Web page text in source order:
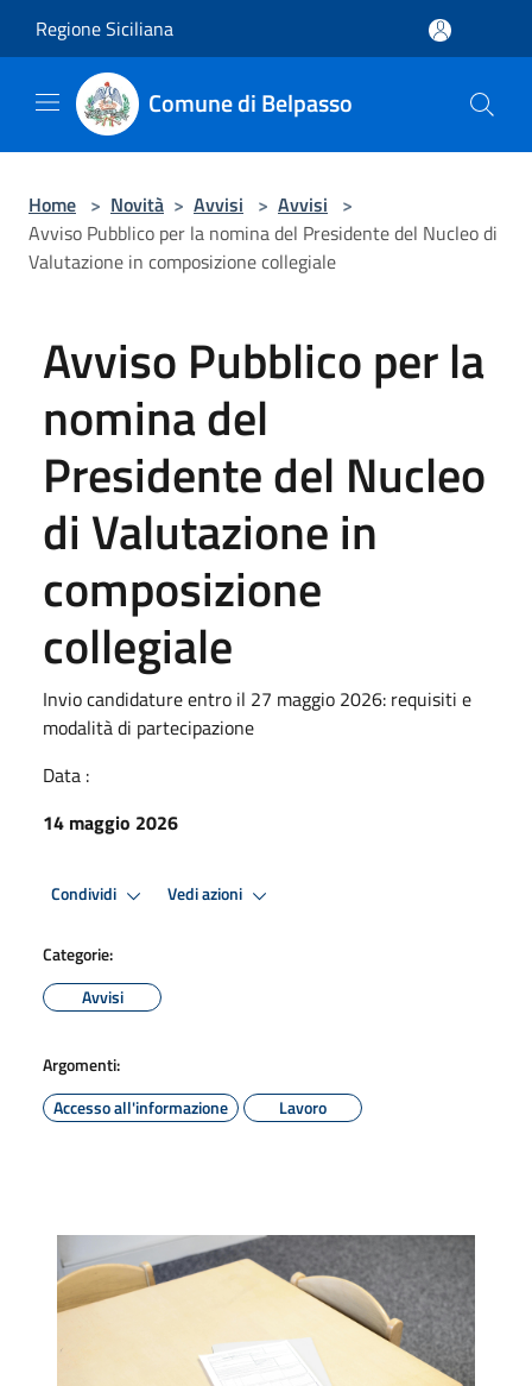
Regione Siciliana
Comune di Belpasso
Home > Novità > Avvisi > Avvisi >
Avviso Pubblico per la nomina del Presidente del Nucleo di
Valutazione in composizione collegiale
Avviso Pubblico per la
nomina del
Presidente del Nucleo
di Valutazione in
composizione
collegiale
Invio candidature entro il 27 maggio 2026: requisiti e
modalità di partecipazione
Data :
14 maggio 2026
Condividi Vedi azioni
Categorie:
Avvisi
Argomenti:
Accesso all'informazione
Lavoro